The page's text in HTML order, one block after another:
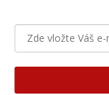
Perfektní dárek pro
kVánocům,
maminku,